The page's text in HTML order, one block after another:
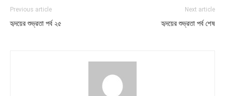
Previous article
হৃদয়ের শুভ্রতা পর্ব ২৫
Next article
হৃদয়ের শুভ্রতা পর্ব শেষ